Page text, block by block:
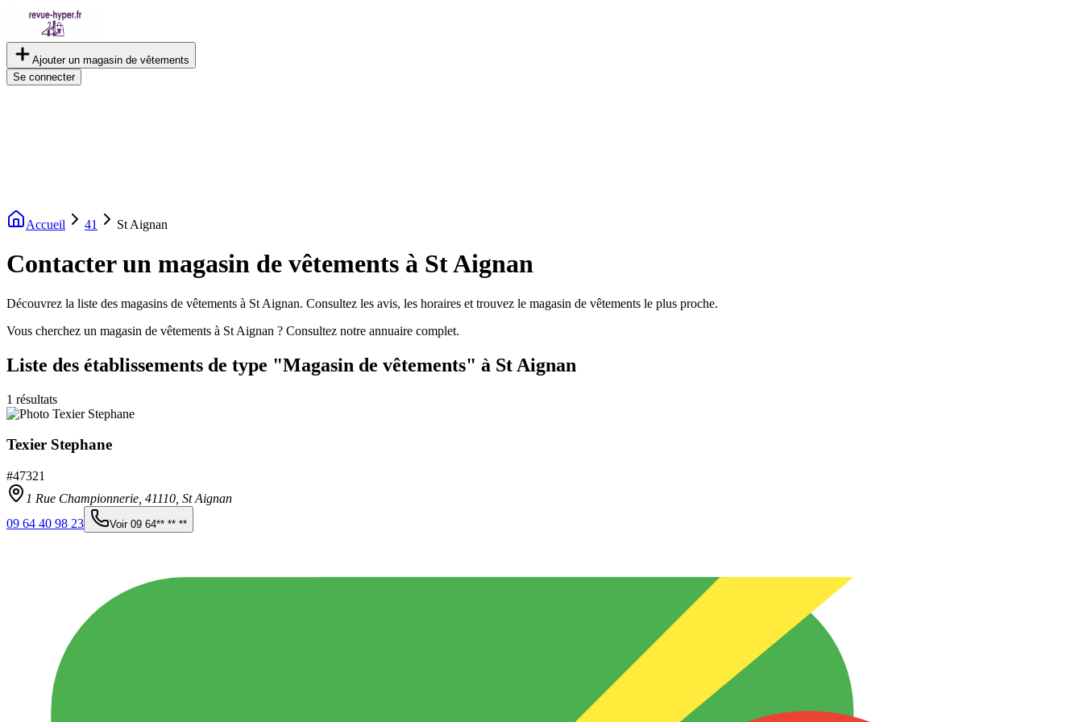
Ajouter un magasin de vêtements
Se connecter
Accueil 41 St Aignan
Contacter un magasin de vêtements à St Aignan
Découvrez la liste des magasins de vêtements à St Aignan. Consultez les avis, les horaires et trouvez le magasin de vêtements le plus proche.
Vous cherchez un magasin de vêtements à St Aignan ? Consultez notre annuaire complet.
Liste des établissements de type "Magasin de vêtements" à St Aignan
1 résultats
Texier Stephane
#47321
1 Rue Championnerie, 41110 St Aignan
09 64 40 98 23
Voir 09 64** ** **